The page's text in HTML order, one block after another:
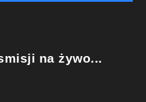
na żywo...